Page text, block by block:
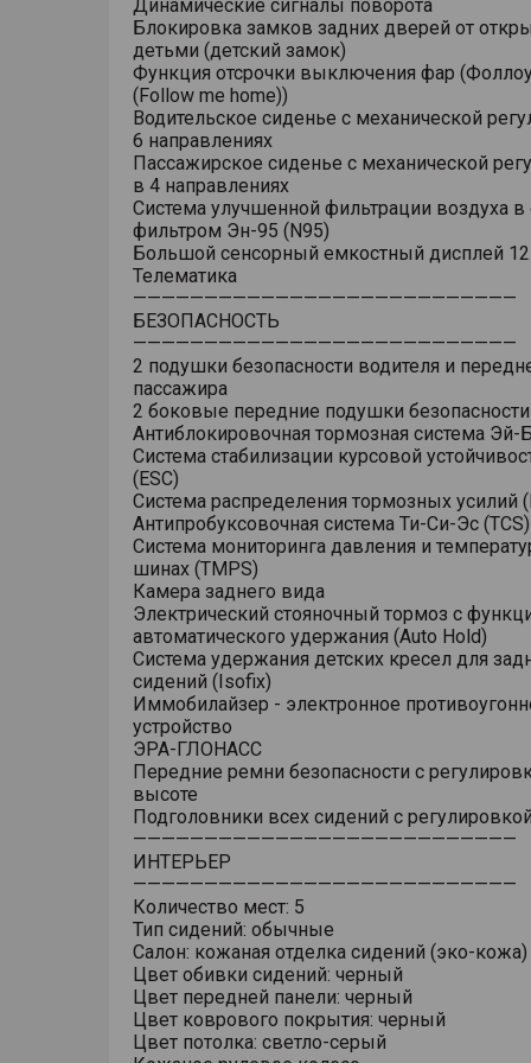
Динамические сигналы поворота
Блокировка замков задних дверей от
детьми (детский замок)
Функция отсрочки выключения фар
(Follow me home))
Водительское сиденье с механической
6 направлениях
Пассажирское сиденье с механической
в 4 направлениях
Система улучшенной фильтрации воздуха в
фильтром Эн-95 (N95)
Большой сенсорный емкостный дисплей
Телематика
———————————————————————————
БЕЗОПАСНОСТЬ
———————————————————————————
2 подушки безопасности водителя и
пассажира
2 боковые передние подушки безопасности
Антиблокировочная тормозная система Эй-
Система стабилизации курсовой
(ESC)
Система распределения тормозных усилий
Антипробуксовочная система Ти-Си-Эс (TCS)
Система мониторинга давления и
шинах (TMPS)
Камера заднего вида
Электрический стояночный тормоз с
автоматического удержания (Auto Hold)
Система удержания детских кресел для
сидений (Isofix)
Иммобилайзер - электронное
устройство
ЭРА-ГЛОНАСС
Передние ремни безопасности с
высоте
Подголовники всех сидений с
———————————————————————————
ИНТЕРЬЕР
———————————————————————————
Количество мест: 5
Тип сидений: обычные
Салон: кожаная отделка сидений (эко-кожа)
Цвет обивки сидений: черный
Цвет передней панели: черный
Цвет коврового покрытия: черный
Цвет потолка: светло-серый